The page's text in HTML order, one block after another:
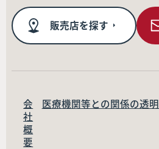
販売店を探す
会
社
概
要
医療機関等との関係の透